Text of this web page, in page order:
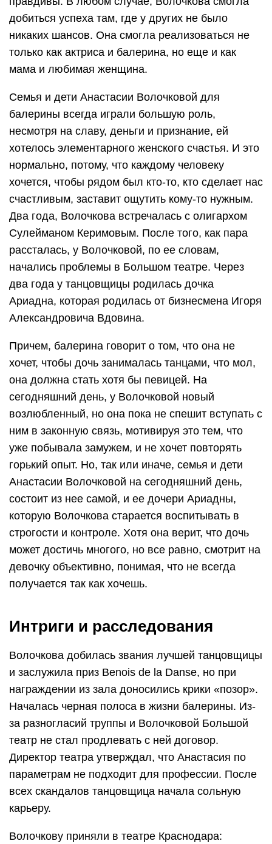
добиться успеха там, где у других не было
никаких шансов. Она смогла реализоваться не
только как актриса и балерина, но еще и как
мама и любимая женщина.
Семья и дети Анастасии Волочковой для
балерины всегда играли большую роль,
несмотря на славу, деньги и признание, ей
хотелось элементарного женского счастья. И это
нормально, потому, что каждому человеку
хочется, чтобы рядом был кто-то, кто сделает нас
счастливым, заставит ощутить кому-то нужным.
Два года, Волочкова встречалась с олигархом
Сулейманом Керимовым. После того, как пара
рассталась, у Волочковой, по ее словам,
начались проблемы в Большом театре. Через
два года у танцовщицы родилась дочка
Ариадна, которая родилась от бизнесмена Игоря
Александровича Вдовина.
Причем, балерина говорит о том, что она не
хочет, чтобы дочь занималась танцами, что мол,
она должна стать хотя бы певицей. На
сегодняшний день, у Волочковой новый
возлюбленный, но она пока не спешит вступать с
ним в законную связь, мотивируя это тем, что
уже побывала замужем, и не хочет повторять
горький опыт. Но, так или иначе, семья и дети
Анастасии Волочковой на сегодняшний день,
состоит из нее самой, и ее дочери Ариадны,
которую Волочкова старается воспитывать в
строгости и контроле. Хотя она верит, что дочь
может достичь многого, но все равно, смотрит на
девочку объективно, понимая, что не всегда
получается так как хочешь.
Интриги и расследования
Волочкова добилась звания лучшей танцовщицы
и заслужила приз Benois de la Danse, но при
награждении из зала доносились крики «позор».
Началась черная полоса в жизни балерины. Из-
за разногласий труппы и Волочковой Большой
театр не стал продлевать с ней договор.
Директор театра утверждал, что Анастасия по
параметрам не подходит для профессии. После
всех скандалов танцовщица начала сольную
карьеру.
Волочкову приняли в театре Краснодара: